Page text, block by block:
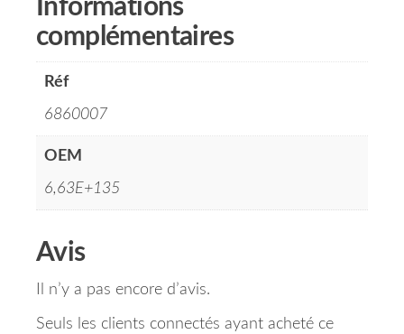
Informations
complémentaires
Réf
6860007
OEM
6,63E+135
Avis
Il n’y a pas encore d’avis.
Seuls les clients connectés ayant acheté ce